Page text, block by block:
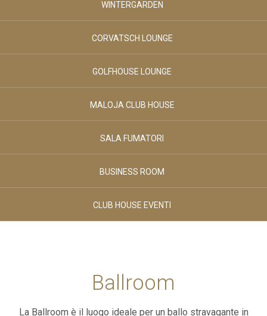
SPORT & RELAX
CLUB HOUSE
BREAKFAST & STUVA
GALLERY
Adulti
02
Età 12+
Bambini
00
Età 0-3
Bambini
00
AGGIUNGI CAMERA
WINTERGARDEN
CORVATSCH LOUNGE
GOLFHOUSE LOUNGE
MALOJA CLUB HOUSE
SALA FUMATORI
BUSINESS ROOM
CLUB HOUSE EVENTI
Ballroom
La Ballroom è il luogo ideale per un ballo stravagante in